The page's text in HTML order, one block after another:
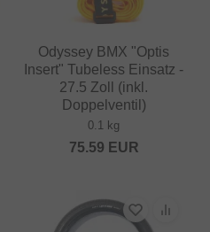
Odyssey BMX "Optis
Insert" Tubeless Einsatz -
27.5 Zoll (inkl.
Doppelventil)
0.1 kg
75.59 EUR